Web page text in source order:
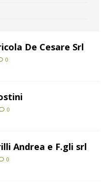
De Cesare Srl
0
0
Andrea e F.gli srl
0